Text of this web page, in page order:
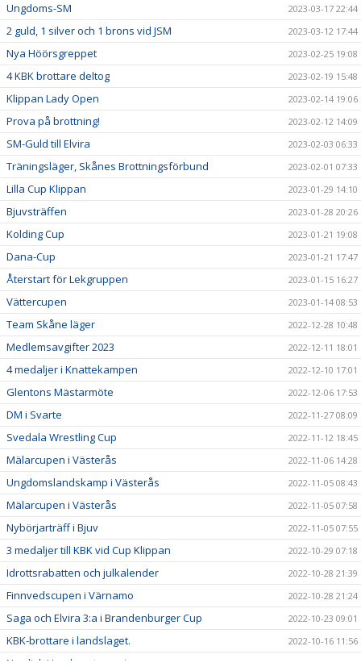
Ungdoms-SM 2023-03-17 22:44
2 guld, 1 silver och 1 brons vid JSM 2023-03-12 17:44
Nya Höörsgreppet 2023-02-25 19:08
4 KBK brottare deltog 2023-02-19 15:48
Klippan Lady Open 2023-02-14 19:06
Prova på brottning! 2023-02-12 14:09
SM-Guld till Elvira 2023-02-03 06:33
Träningsläger, Skånes Brottningsförbund 2023-02-01 07:33
Lilla Cup Klippan 2023-01-29 14:10
Bjuvsträffen 2023-01-28 20:26
Kolding Cup 2023-01-21 19:08
Dana-Cup 2023-01-21 17:47
Återstart för Lekgruppen 2023-01-15 16:27
Vättercupen 2023-01-14 08:53
Team Skåne läger 2022-12-28 10:48
Medlemsavgifter 2023 2022-12-11 18:01
4 medaljer i Knattekampen 2022-12-10 17:01
Glentons Mästarmöte 2022-12-06 17:53
DM i Svarte 2022-11-27 08:09
Svedala Wrestling Cup 2022-11-12 18:45
Mälarcupen i Västerås 2022-11-06 14:28
Ungdomslandskamp i Västerås 2022-11-05 08:43
Mälarcupen i Västerås 2022-11-05 07:58
Nybörjarträff i Bjuv 2022-11-05 07:55
3 medaljer till KBK vid Cup Klippan 2022-10-29 07:18
Idrottsrabatten och julkalender 2022-10-28 21:39
Finnvedscupen i Värnamo 2022-10-28 21:24
Saga och Elvira 3:a i Brandenburger Cup 2022-10-23 09:01
KBK-brottare i landslaget. 2022-10-16 11:56
Nordisk Ungdomsturnering